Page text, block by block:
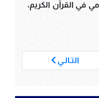
في القرآن الكريم،
التـالـي